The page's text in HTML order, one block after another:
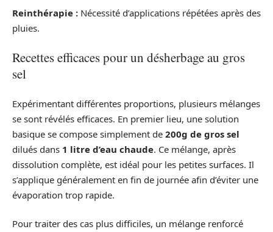
Reinthérapie : Nécessité d’applications répétées après des
pluies.
Recettes efficaces pour un désherbage au gros
sel
Expérimentant différentes proportions, plusieurs mélanges
se sont révélés efficaces. En premier lieu, une solution
basique se compose simplement de 200g de gros sel
dilués dans 1 litre d’eau chaude. Ce mélange, après
dissolution complète, est idéal pour les petites surfaces. Il
s’applique généralement en fin de journée afin d’éviter une
évaporation trop rapide.
Pour traiter des cas plus difficiles, un mélange renforcé